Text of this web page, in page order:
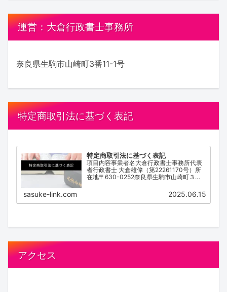
運営：大倉行政書士事務所
奈良県生駒市山崎町3番11-1号
特定商取引法に基づく表記
特定商取引法に基づく表記
項目内容事業者名大倉行政書士事務所代表
者行政書士 大倉雄偉（第22261170号）所
在地〒630-0252奈良県生駒市山崎町３番
間 / 受付時間9:00~18:00（不定休）サービ
sasuke-link.com 2025.06.15
アクセス